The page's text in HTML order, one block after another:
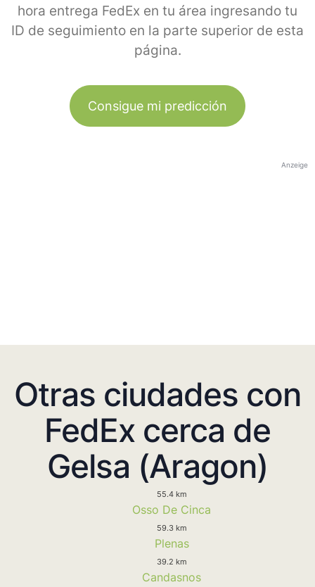
hora entrega FedEx en tu área ingresando tu
ID de seguimiento en la parte superior de esta
página.
Consigue mi predicción
Anzeige
Otras ciudades con
FedEx cerca de
Gelsa (Aragon)
55.4 km
Osso De Cinca
59.3 km
Plenas
39.2 km
Candasnos